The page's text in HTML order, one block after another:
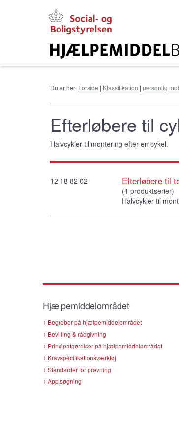
Du er her: Forside | Klassifikation | personlig
Efterløbere til
Halvcykler til montering efter en cykel.
12 18 82 02 Efterløbere til
(1 produktserier)
Halvcykler til
Hjælpemiddelområdet
Begreber på hjælpemiddelområdet
Bevilling & rådgivning
Principafgørelser på hjælpemiddelområdet
Kravspecifikationsværktøj
Standarder for prøvning
App søgning